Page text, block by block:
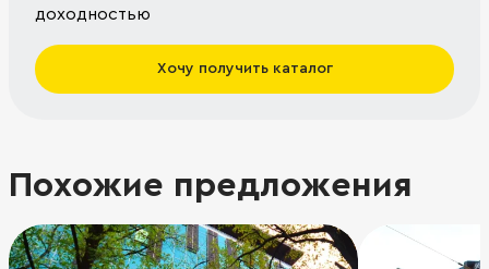
доходностью
Хочу получить каталог
Похожие предложения